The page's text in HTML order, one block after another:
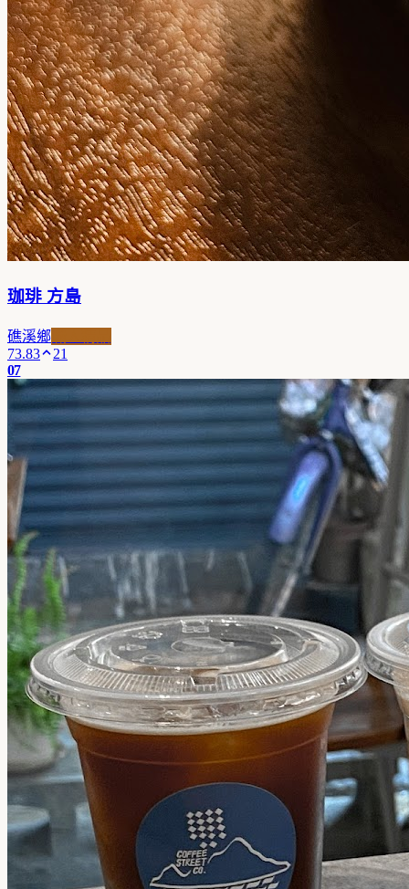
珈琲 方島
礁溪鄉
73.83
21
07